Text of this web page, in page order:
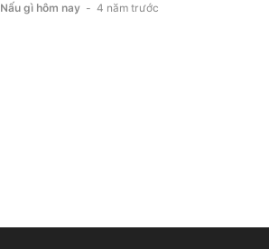
Nấu gì hôm nay - 4 năm trước